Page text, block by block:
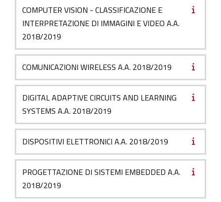
COMPUTER VISION - CLASSIFICAZIONE E
INTERPRETAZIONE DI IMMAGINI E VIDEO A.A.
2018/2019
COMUNICAZIONI WIRELESS A.A. 2018/2019
DIGITAL ADAPTIVE CIRCUITS AND LEARNING
SYSTEMS A.A. 2018/2019
DISPOSITIVI ELETTRONICI A.A. 2018/2019
PROGETTAZIONE DI SISTEMI EMBEDDED A.A.
2018/2019